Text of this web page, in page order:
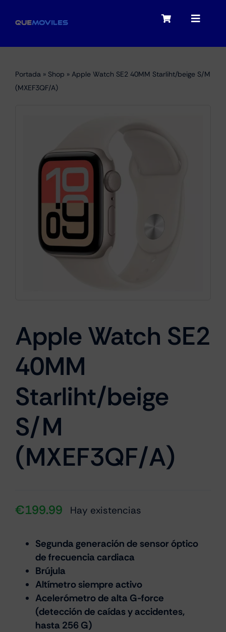
Toggle
My account
Checkout
Toggle
Portátiles
Smartwatches
Cámaras
Marcas
Portada » Shop » Apple Watch SE2 40MM Starliht/beige S/M
(MXEF3QF/A)
Apple Watch SE2
40MM
Starliht/beige
S/M
(MXEF3QF/A)
€199.99 Hay existencias
Segunda generación de sensor óptico
de frecuencia cardiaca
Brújula
Altímetro siempre activo
Acelerómetro de alta G-force
(detección de caídas y accidentes,
hasta 256 G)